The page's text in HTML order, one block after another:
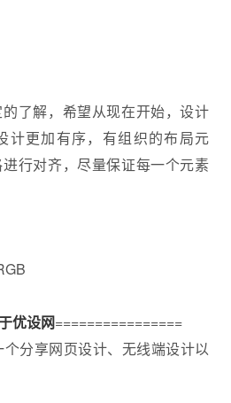
了解，希望从现在开始，设计
计更加有序，有组织的布局元
行对齐，尽量保证每一个元素
优设网================
个分享网页设计、无线端设计以